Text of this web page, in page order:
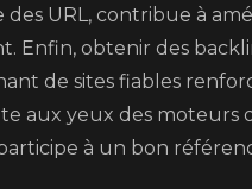
URL, contribue à
Enfin, obtenir des
de sites fiables
aux yeux des moteurs
à un bon